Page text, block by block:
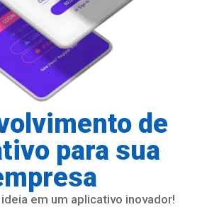
de
para sua
em um aplicativo inovador!